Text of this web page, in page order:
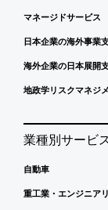
マネージドサービス
日本企業の海外事業
海外企業の日本展開
地政学リスクマネジ
業種別サービス
自動車
重工業・エンジニア